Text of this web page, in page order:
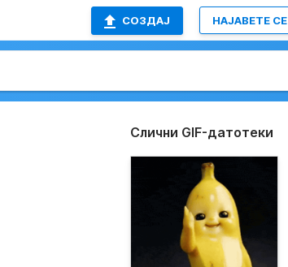
СОЗДАЈ НАЈАВETE СЕ
Слични GIF-датотеки